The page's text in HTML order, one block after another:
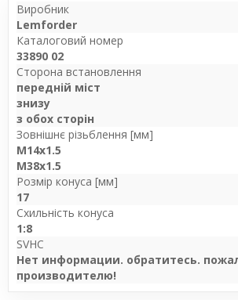
Виробник
Lemforder
Каталоговий номер
33890 02
Сторона встановлення
передній міст
знизу
з обох сторін
Зовнішнє різьблення [мм]
M14x1.5
M38x1.5
Розмір конуса [мм]
17
Схильність конуса
1:8
SVHC
Нет информации. обратитесь.
производителю!